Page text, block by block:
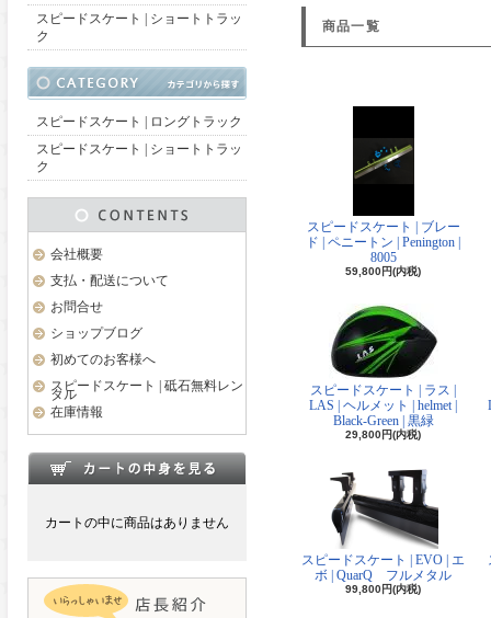
スピードスケート | ショートトラッ
ク
スピードスケート | ロングトラック
スピードスケート | ショートトラッ
ク
会社概要
支払・配送について
お問合せ
ショップブログ
初めてのお客様へ
スピードスケート | 砥石無料レン
タル
在庫情報
カートの中に商品はありません
商品一覧
スピードスケート | ブレー
ド | ペニートン | Penington |
8005
59,800円(内税)
スピードスケート | ラス |
LAS | ヘルメット | helmet |
Black-Green | 黒緑
29,800円(内税)
スピードスケート | EVO | エ
ボ | QuarQ フルメタル
99,800円(内税)